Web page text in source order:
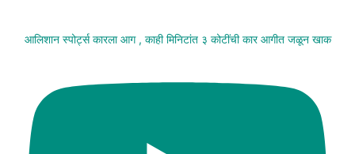
आलिशान स्पोर्ट्स कारला आग , काही मिनिटांत ३ कोटींची कार आगीत जळून खाक